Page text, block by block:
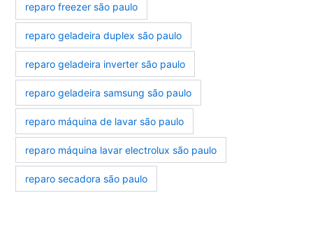
reparo freezer são paulo
reparo geladeira duplex são paulo
reparo geladeira inverter são paulo
reparo geladeira samsung são paulo
reparo máquina de lavar são paulo
reparo máquina lavar electrolux são paulo
reparo secadora são paulo